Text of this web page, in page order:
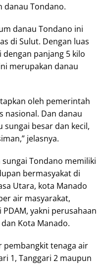
danau Tondano.
danau Tondano ini
di Sulut. Dengan luas
panjang 5 kilo
merupakan danau
oleh pemerintah
nasional. Dan danau
besar dan kecil,
jelasnya.
Tondano memiliki
bermasyakat di
Utara, kota Manado
air masyarakat,
yakni perusahaan
Kota Manado.
pembangkit tenaga air
1, Tanggari 2 maupun